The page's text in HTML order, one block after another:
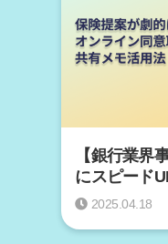
【銀行業界
にスピード
2025.04.18